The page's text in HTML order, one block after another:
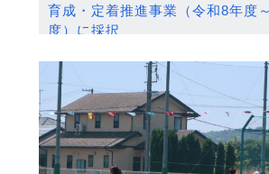
育成・定着推進事業（令和8年度
度）に採択